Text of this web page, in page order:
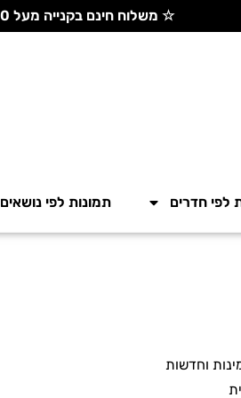
☆ משלוח חינם בקנייה מעל 300 ש"ח ☆ עסק כחול לבן שנמצא בחזית הצפונית - יחד ננצח!
לפי חדרים תמונות לפי נושאים
וחדשות